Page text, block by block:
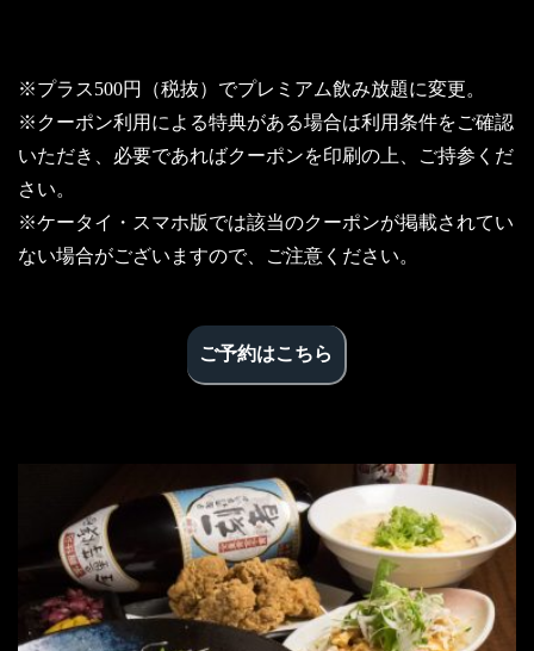
※プラス500円（税抜）でプレミアム飲み放題に変更。
※クーポン利用による特典がある場合は利用条件をご確認
いただき、必要であればクーポンを印刷の上、ご持参くだ
さい。
※ケータイ・スマホ版では該当のクーポンが掲載されてい
ない場合がございますので、ご注意ください。
ご予約はこちら